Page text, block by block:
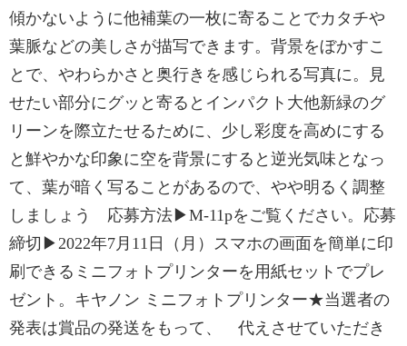
傾かないように他補葉の一枚に寄ることでカタチや
葉脈などの美しさが描写できます。背景をぼかすこ
とで、やわらかさと奥行きを感じられる写真に。見
せたい部分にグッと寄るとインパクト大他新緑のグ
リーンを際立たせるために、少し彩度を高めにする
と鮮やかな印象に空を背景にすると逆光気味となっ
て、葉が暗く写ることがあるので、やや明るく調整
しましょう 応募方法▶M-11pをご覧ください。応募
締切▶2022年7月11日（月）スマホの画面を簡単に印
刷できるミニフォトプリンターを用紙セットでプレ
ゼント。キヤノン ミニフォトプリンター★当選者の
発表は賞品の発送をもって、 代えさせていただき